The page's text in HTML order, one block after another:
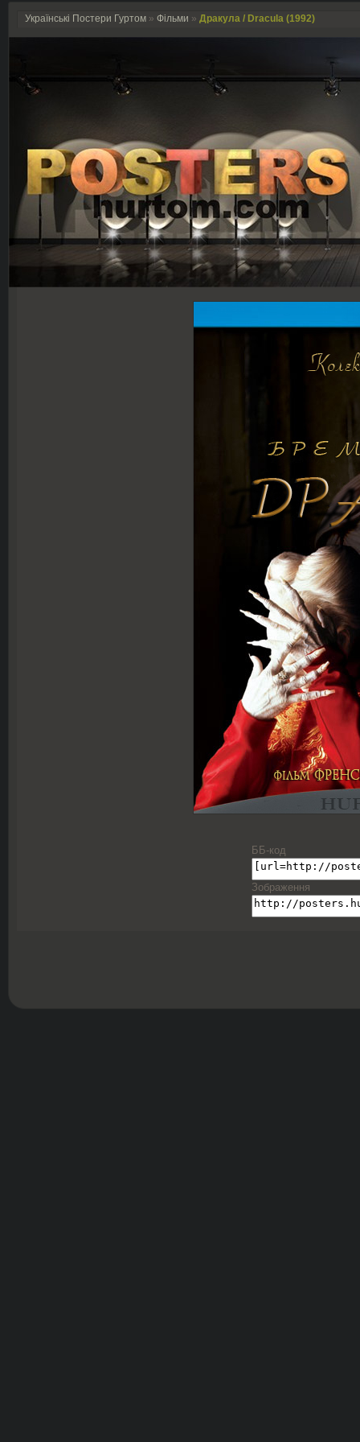
Українські Постери Гуртом » Фільми » Дракула / Dracula (1992)
ББ-код
Зображення